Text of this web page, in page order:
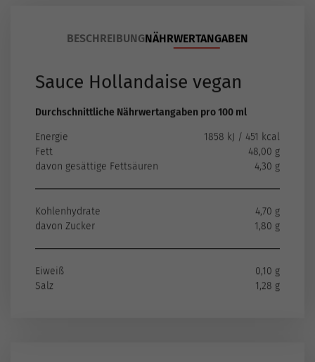
BESCHREIBUNGNÄHRWERTANGABEN
Sauce Hollandaise vegan
Durchschnittliche Nährwertangaben pro 100 ml
Energie
1858 kJ / 451 kcal
Fett
48,00 g
davon gesättige Fettsäuren
4,30 g
Kohlenhydrate
4,70 g
davon Zucker
1,80 g
Eiweiß
0,10 g
Salz
1,28 g